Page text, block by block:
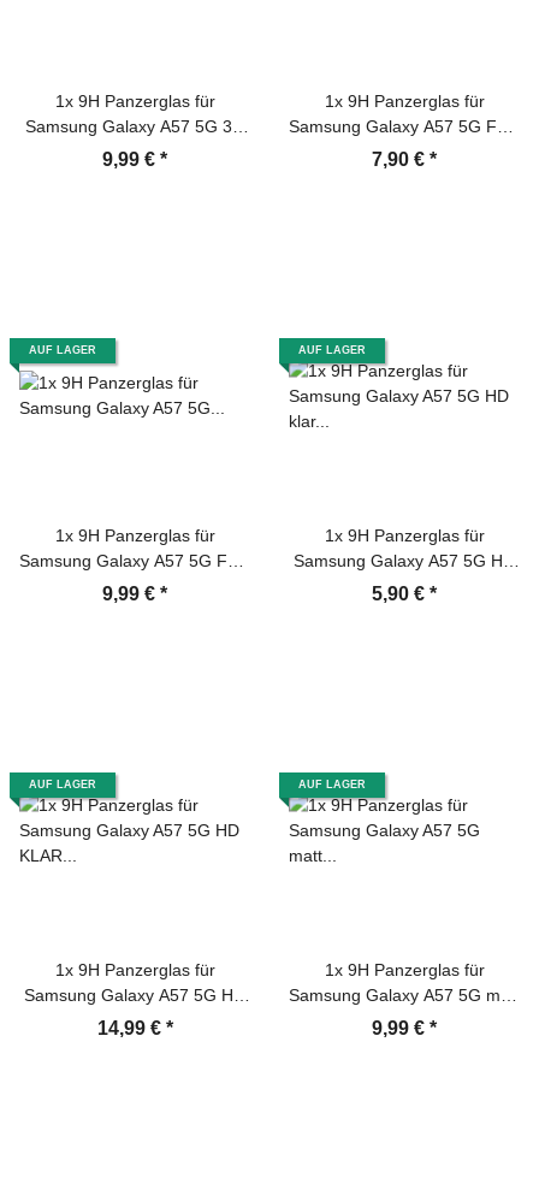
1x 9H Panzerglas für
Samsung Galaxy A57 5G 3D
A++ klar echtes Tempered
9,99 € *
1x 9H Panzerglas für
Samsung Galaxy A57 5G Full-
Screen HD klar Tempered
7,90 € *
AUF LAGER
1x 9H Panzerglas für
Samsung Galaxy A57 5G Full-
Screen matt Anti-Reflex
9,99 € *
AUF LAGER
1x 9H Panzerglas für
Samsung Galaxy A57 5G HD
klar Displayschutz Schutzglas
5,90 € *
AUF LAGER
1x 9H Panzerglas für
Samsung Galaxy A57 5G HD
KLAR Full-Screen Protector
14,99 € *
AUF LAGER
1x 9H Panzerglas für
Samsung Galaxy A57 5G matt
Anti-Reflex entspiegelt echtes
9,99 € *